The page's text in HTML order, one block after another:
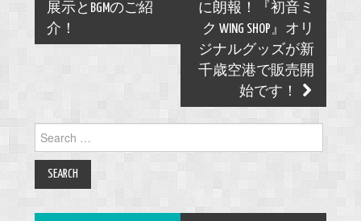
展示とBGMのご紹
介！
に朗報！『初音ミ
ク WING SHOP』オリ
ジナルグッズが新
千歳空港で販売開
始です！
for: